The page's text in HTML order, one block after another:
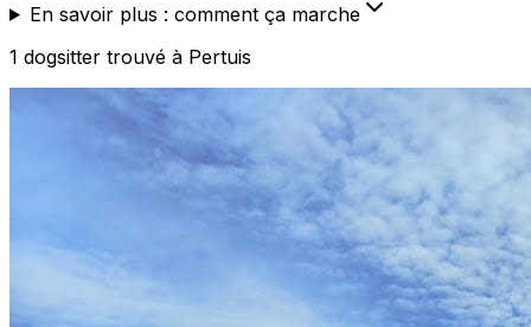
En savoir plus : comment ça marche
1 dogsitter trouvé à Pertuis